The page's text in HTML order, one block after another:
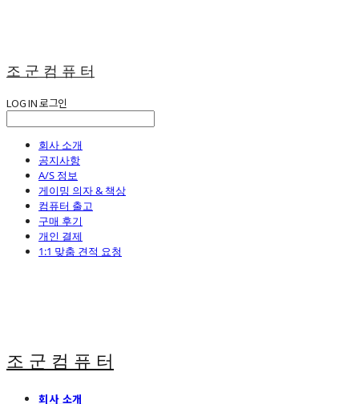
조 군 컴 퓨 터
LOG IN로그인
회사 소개
공지사항
A/S 정보
게이밍 의자 & 책상
컴퓨터 출고
구매 후기
개인 결제
1:1 맞춤 견적 요청
조 군 컴 퓨 터
회사 소개